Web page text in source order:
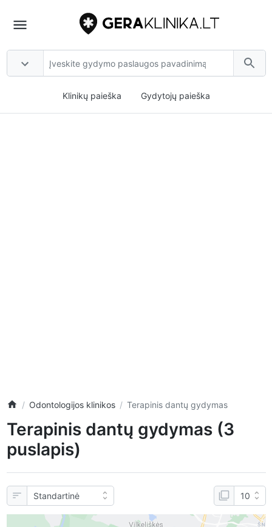
Klinikų paieška Gydytojų paieška
Odontologijos klinikos Terapinis dantų gydymas
Terapinis dantų gydymas (3
puslapis)